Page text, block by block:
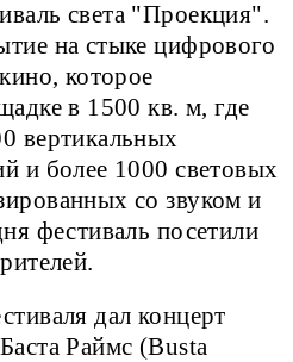
света "Проекция".
на стыке цифрового
которое
в 1500 кв. м, где
вертикальных
и более 1000 световых
со звуком и
фестиваль посетили
дал концерт
Раймс (Busta